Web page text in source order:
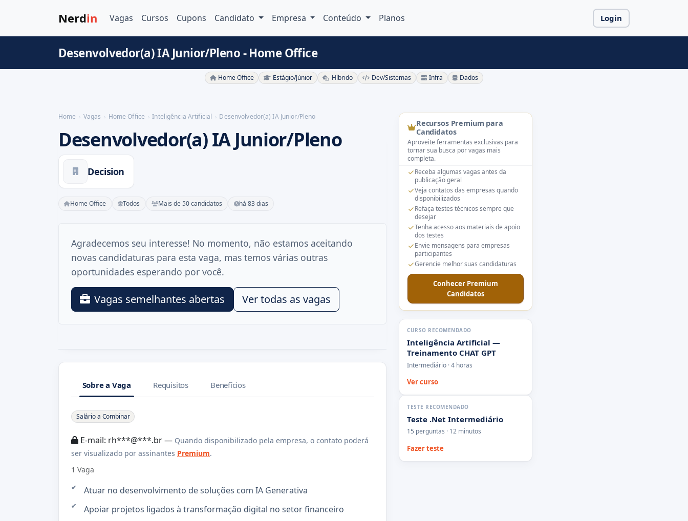
Nerdin Vagas Cursos Cupons Candidato Empresa Conteúdo Planos Login
Desenvolvedor(a) IA Junior/Pleno - Home Office
Home Office Estágio/Júnior Híbrido Dev/Sistemas Infra Dados
Home Vagas Home Office Inteligência Artificial Desenvolvedor(a) IA Junior/Pleno
Desenvolvedor(a) IA Junior/Pleno
Decision
Home Office Todos Mais de 50 candidatos há 83 dias
Agradecemos seu interesse! No momento, não estamos aceitando
novas candidaturas para esta vaga, mas temos várias outras
oportunidades esperando por você.
Vagas semelhantes abertas Ver todas as vagas
Sobre a Vaga Requisitos Benefícios
Sobre a Vaga
Salário a Combinar
E-mail: rh***@***.br — Quando disponibilizado pela empresa, o contato poderá
ser visualizado por assinantes Premium.
1 Vaga
Atuar no desenvolvimento de soluções com IA Generativa
Apoiar projetos ligados à transformação digital no setor financeiro
Recursos Premium para
Candidatos
Aproveite ferramentas exclusivas para
tornar sua busca por vagas mais
completa.
Receba algumas vagas antes da
publicação geral
Veja contatos das empresas quando
disponibilizados
Refaça testes técnicos sempre que
desejar
Tenha acesso aos materiais de apoio
dos testes
Envie mensagens para empresas
participantes
Gerencie melhor suas candidaturas
Conhecer Premium
Candidatos
CURSO RECOMENDADO
Inteligência Artificial —
Treinamento CHAT GPT
Intermediário · 4 horas
Ver curso
TESTE RECOMENDADO
Teste .Net Intermediário
15 perguntas · 12 minutos
Fazer teste